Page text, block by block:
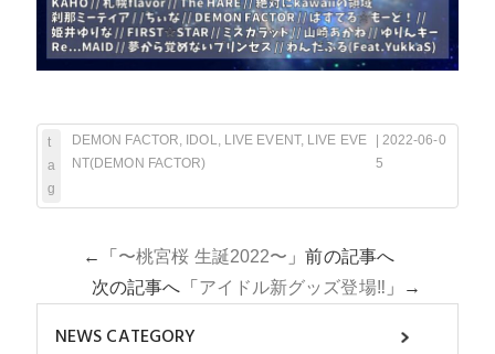
t
a
g
DEMON FACTOR IDOL LIVE EVENT, LIVE EVE
NT(DEMON FACTOR)
| 2022-06-0
5
←「 〜桃宮桜 生誕2022〜 」前の記事へ
次の記事へ「 アイドル新グッズ登場‼ 」→
NEWS CATEGORY